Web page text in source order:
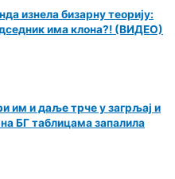
изнела бизарну теорију:
има клона?! (ВИДЕО)
им и даље трче у загрљај и
БГ таблицама запалила